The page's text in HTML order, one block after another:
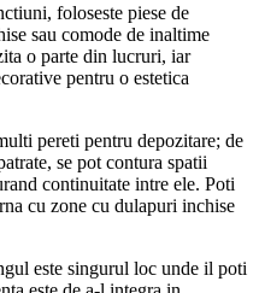
foloseste piese de
sau comode de inaltime
o parte din lucruri, iar
pentru o estetica
pereti pentru depozitare; de
se pot contura spatii
continuitate intre ele. Poti
cu zone cu dulapuri inchise
este singurul loc unde il poti